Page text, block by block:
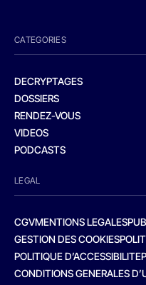
CATEGORIES
DECRYPTAGES
DOSSIERS
RENDEZ-VOUS
VIDEOS
PODCASTS
LEGAL
CGVMENTIONS LEGALES
GESTION DES COOKIES
POLITIQUE D’ACCESSIBILITE
CONDITIONS GENERALES